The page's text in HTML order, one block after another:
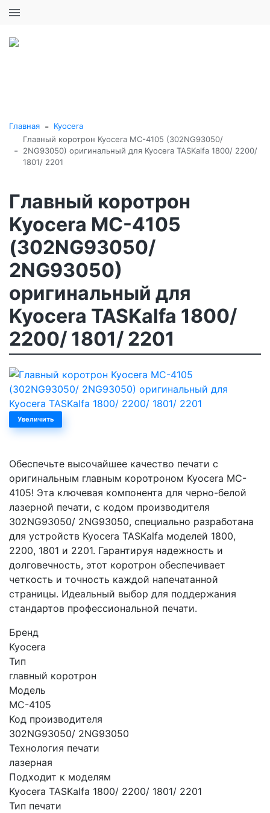
Главная - Kyocera
-
Главный коротрон Kyocera MC-4105 (302NG93050/
2NG93050) оригинальный для Kyocera TASKalfa 1800/ 2200/
1801/ 2201
Главный коротрон
Kyocera MC-4105
(302NG93050/
2NG93050)
оригинальный для
Kyocera TASKalfa 1800/
2200/ 1801/ 2201
Увеличить
Обеспечьте высочайшее качество печати с
оригинальным главным коротроном Kyocera MC-
4105! Эта ключевая компонента для черно-белой
лазерной печати, с кодом производителя
302NG93050/ 2NG93050, специально разработана
для устройств Kyocera TASKalfa моделей 1800,
2200, 1801 и 2201. Гарантируя надежность и
долговечность, этот коротрон обеспечивает
четкость и точность каждой напечатанной
страницы. Идеальный выбор для поддержания
стандартов профессиональной печати.
Бренд
Kyocera
Тип
главный коротрон
Модель
MC-4105
Код производителя
302NG93050/ 2NG93050
Технология печати
лазерная
Подходит к моделям
Kyocera TASKalfa 1800/ 2200/ 1801/ 2201
Тип печати